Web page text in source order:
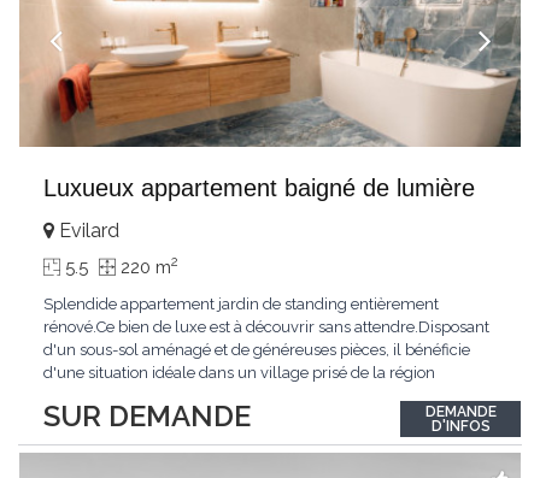
Luxueux appartement baigné de lumière
SUR DEMANDE
Evilard
5.5 220 m2
Splendide appartement jardin de standing entièrement
rénové.Ce bien de luxe est à découvrir sans attendre.Disposant
d'un sous-sol aménagé et de généreuses pièces, il bénéficie
d'une situation idéale dans un village prisé de la région
hors du commun tout au long de la journée.Points forts:4
grandes chambresUn vaste séjour...
DEMANDE
D'INFOS